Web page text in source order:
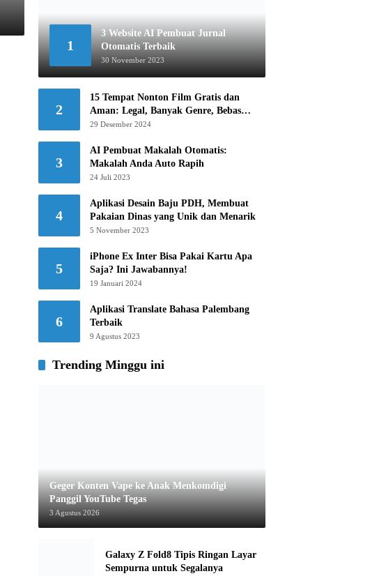
1
3 Website AI Pembuat Jurnal
Otomatis Terbaik
30 November 2023
2
15 Tempat Nonton Film Gratis dan
Aman: Legal, Banyak Genre, Bebas
Khawatir!
29 Desember 2024
3
AI Pembuat Makalah Otomatis:
Makalah Anda Auto Rapih
24 Juli 2023
4
Aplikasi Desain Baju PDH, Membuat
Pakaian Dinas yang Unik dan Menarik
5 November 2023
5
iPhone Ex Inter Bisa Pakai Kartu Apa
Saja? Ini Jawabannya!
19 Januari 2024
6
Aplikasi Translate Bahasa Palembang
Terbaik
9 Agustus 2023
Trending Minggu ini
Geger Konten Vape ke Anak Menkomdigi
Panggil YouTube Tegas
3 Agustus 2026
Galaxy Z Fold8 Tipis Ringan Layar
Sempurna untuk Segalanya